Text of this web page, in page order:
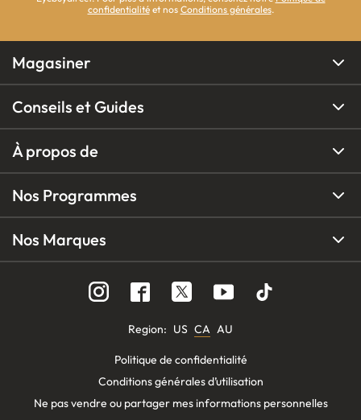
confidentialitéet nos Conditions générales.
Magasiner
Conseils et Guides
À propos de
Nos Programmes
Nos Marques
Region: US CA AU
Politique de confidentialité
Conditions générales d’utilisation
Ne pas vendre ou partager mes informations personnelles